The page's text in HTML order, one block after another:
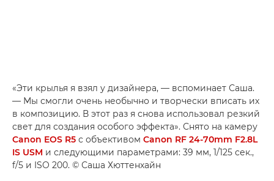
«Эти крылья я взял у дизайнера, — вспоминает Саша.
— Мы смогли очень необычно и творчески вписать их
в композицию. В этот раз я снова использовал резкий
свет для создания особого эффекта». Снято на камеру
Canon EOS R5 с объективом Canon RF 24-70mm F2.8L
IS USM и следующими параметрами: 39 мм, 1/125 сек.,
f/5 и ISO 200. © Саша Хюттенхайн